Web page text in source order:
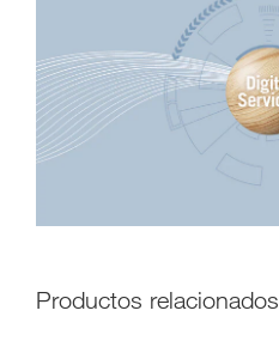
Productos relacionados